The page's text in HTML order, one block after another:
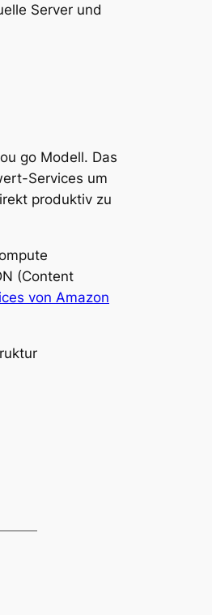
Server und
go Modell. Das
Services um
produktiv zu
(Content
von Amazon